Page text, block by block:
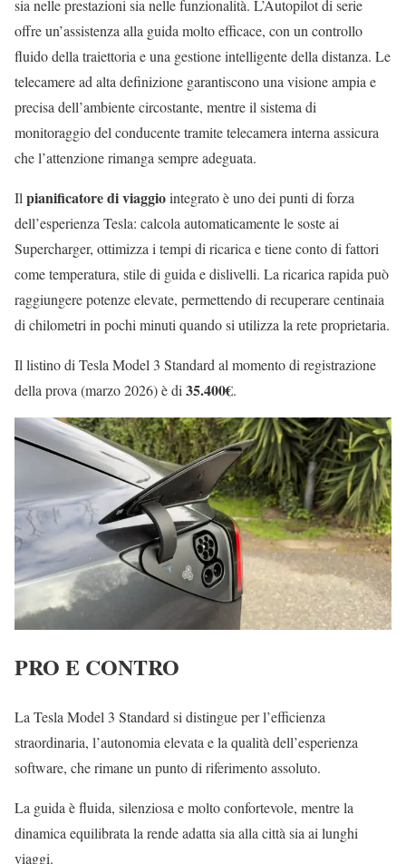
sia nelle prestazioni sia nelle funzionalità. L’Autopilot di serie
offre un’assistenza alla guida molto efficace, con un controllo
fluido della traiettoria e una gestione intelligente della distanza. Le
telecamere ad alta definizione garantiscono una visione ampia e
precisa dell’ambiente circostante, mentre il sistema di
monitoraggio del conducente tramite telecamera interna assicura
che l’attenzione rimanga sempre adeguata.
Il pianificatore di viaggiointegrato è uno dei punti di forza
dell’esperienza Tesla: calcola automaticamente le soste ai
Supercharger, ottimizza i tempi di ricarica e tiene conto di fattori
come temperatura, stile di guida e dislivelli. La ricarica rapida può
raggiungere potenze elevate, permettendo di recuperare centinaia
di chilometri in pochi minuti quando si utilizza la rete proprietaria.
Il listino di Tesla Model 3 Standard al momento di registrazione
della prova (marzo 2026) è di 35.400€.
PRO E CONTRO
La Tesla Model 3 Standard si distingue per l’efficienza
straordinaria, l’autonomia elevata e la qualità dell’esperienza
software, che rimane un punto di riferimento assoluto.
La guida è fluida, silenziosa e molto confortevole, mentre la
dinamica equilibrata la rende adatta sia alla città sia ai lunghi
viaggi.